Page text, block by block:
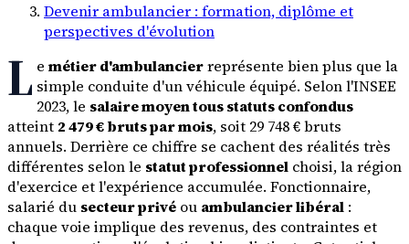
Devenir ambulancier : formation, diplôme et
perspectives d'évolution
L emétier d'ambulancierreprésente bien plus que la
simple conduite d'un véhicule équipé. Selon l'INSEE
2023, le salaire moyen tous statuts confondus
atteint 2 479 € bruts par mois, soit 29 748 € bruts
annuels. Derrière ce chiffre se cachent des réalités très
différentes selon le statut professionnel choisi, la région
d'exercice et l'expérience accumulée. Fonctionnaire,
salarié du secteur privé ou ambulancier libéral :
chaque voie implique des revenus, des contraintes et